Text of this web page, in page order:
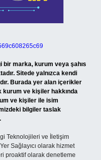
bir marka, kurum veya şahıs
Sitede yalnızca kendi
Burada yer alan içerikler
kurum ve kişiler hakkında
ve kişiler ile isim
bilgiler taslak
Teknolojileri ve İletişim
Sağlayıcı olarak hizmet
proaktif olarak denetleme